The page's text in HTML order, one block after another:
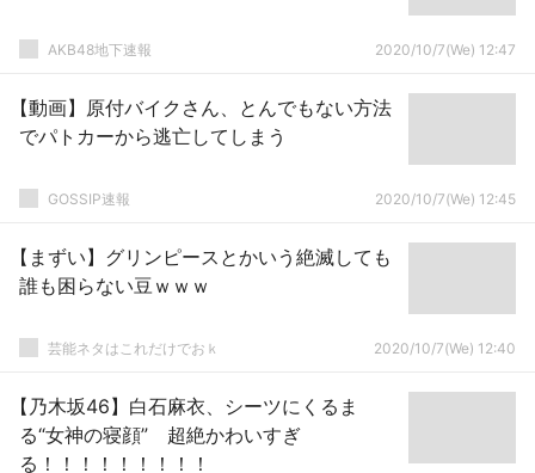
AKB48地下速報 2020/10/7(We) 12:47
【動画】原付バイクさん、とんでもない方法
でパトカーから逃亡してしまう
GOSSIP速報 2020/10/7(We) 12:45
【まずい】グリンピースとかいう絶滅しても
誰も困らない豆ｗｗｗ
芸能ネタはこれだけでおｋ 2020/10/7(We) 12:40
【乃木坂46】白石麻衣、シーツにくるま
る“女神の寝顔” 超絶かわいすぎ
る！！！！！！！！！